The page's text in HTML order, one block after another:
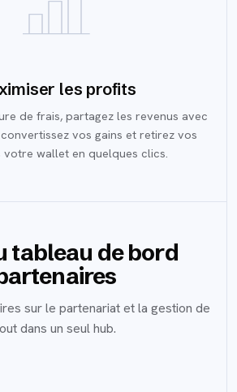
les profits
de frais, partagez les revenus avec
vos gains et retirez vos
wallet en quelques clics.
tableau de bord
sur le partenariat et la gestion de
dans un seul hub.